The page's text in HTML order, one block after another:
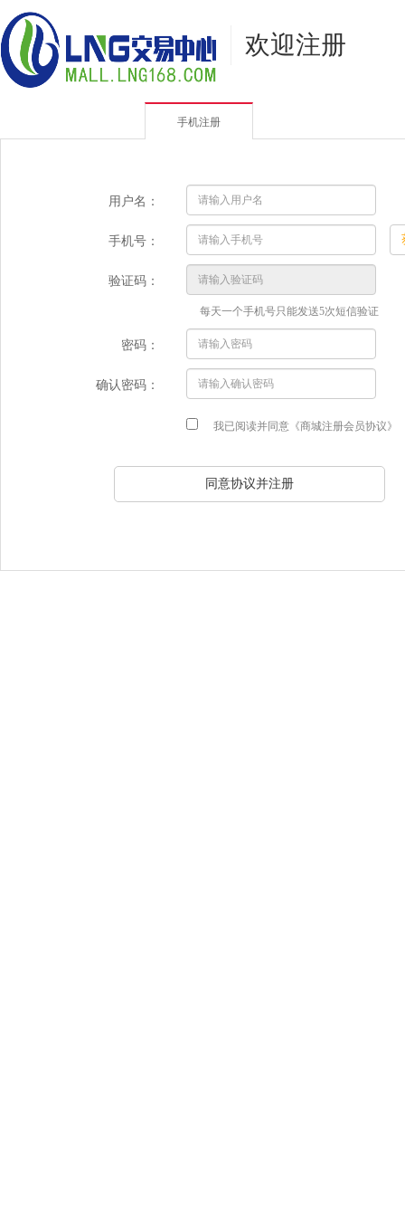
欢迎注册
手机注册
用户名：
手机号：
验证码：
每天一个手机号只能发送5次短信验证
密码：
确认密码：
我已阅读并同意 《商城注册会员协议》
同意协议并注册